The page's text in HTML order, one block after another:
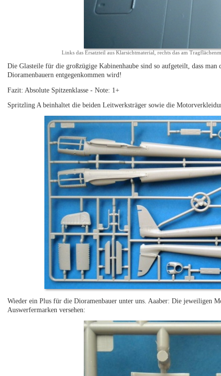
Links das Ersatzteil aus Klarsichtmaterial, rechts das am
Die Glasteile für die großzügige Kabinenhaube sind so aufgeteilt, dass
Dioramenbauern entgegenkommen wird!
Fazit: Absolute Spitzenklasse - Note: 1+
Spritzling A beinhaltet die beiden Leitwerksträger sowie die
Wieder ein Plus für die Dioramenbauer unter uns. Aaaber: Die jeweiligen
Auswerfermarken versehen: